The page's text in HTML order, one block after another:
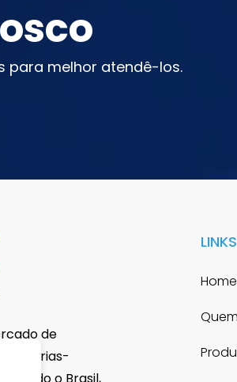
para melhor atendê-los.
de
matérias-
Home